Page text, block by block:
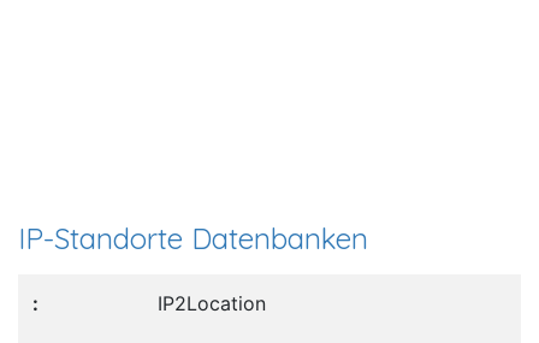
IP-Standorte Datenbanken
IP2Location